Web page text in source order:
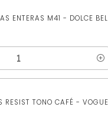
ENTERAS M41 - DOLCE
RESIST TONO CAFÉ - VOGUE